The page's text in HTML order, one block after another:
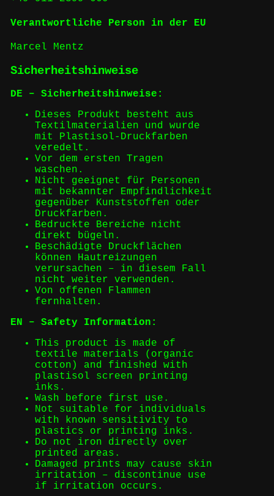
Verantwortliche Person in der EU
Marcel Mentz
Sicherheitshinweise
DE – Sicherheitshinweise:
Dieses Produkt besteht aus
Textilmaterialien und wurde
mit Plastisol-Druckfarben
veredelt.
Vor dem ersten Tragen
waschen.
Nicht geeignet für Personen
mit bekannter Empfindlichkeit
gegenüber Kunststoffen oder
Druckfarben.
Bedruckte Bereiche nicht
direkt bügeln.
Beschädigte Druckflächen
können Hautreizungen
verursachen – in diesem Fall
nicht weiter verwenden.
Von offenen Flammen
fernhalten.
EN – Safety Information:
This product is made of
textile materials (organic
cotton) and finished with
plastisol screen printing
inks.
Wash before first use.
Not suitable for individuals
with known sensitivity to
plastics or printing inks.
Do not iron directly over
printed areas.
Damaged prints may cause skin
irritation – discontinue use
if irritation occurs.